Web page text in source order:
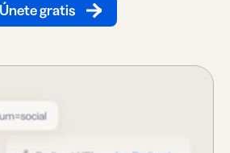
Únete gratis